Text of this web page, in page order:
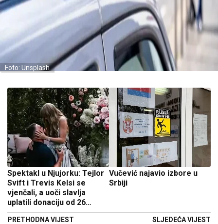
Foto: Unsplash
Spektakl u Njujorku: Tejlor
Svift i Trevis Kelsi se
vjenčali, a uoči slavlja
uplatili donaciju od 26
miliona dolara
PRETHODNA VIJEST
Vučević najavio izbore u
Srbiji
SLJEDEĆA VIJEST